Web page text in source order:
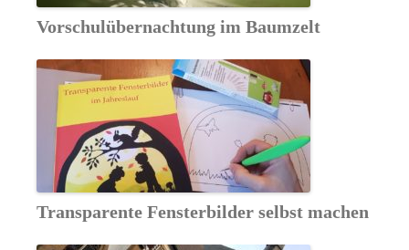
Vorschulübernachtung im Baumzelt
Transparente Fensterbilder selbst machen